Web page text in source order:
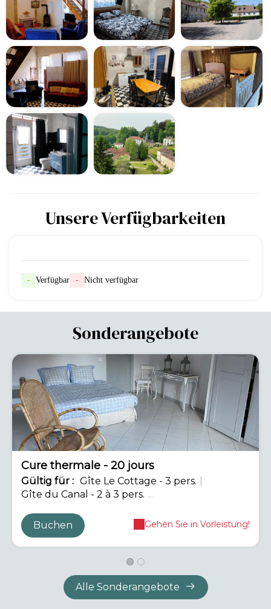
Unsere Verfügbarkeiten
- Verfügbar - Nicht verfügbar
Sonderangebote
-42%
Cure thermale - 20 jours
Gültig für : Gîte Le Cottage - 3 pers.
Gîte du Canal - 2 à 3 pers. ...
Buchen Gehen Sie in Vorleistung!
Alle Sonderangebote